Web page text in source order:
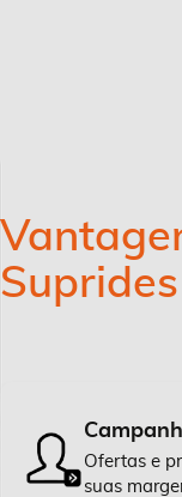
Suprides
Ofertas e
suas